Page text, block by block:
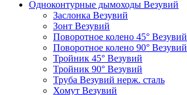
Одноконтурные дымоходы Везувий
Заслонка Везувий
Зонт Везувий
Поворотное колено 45° Везувий
Поворотное колено 90° Везувий
Тройник 45° Везувий
Тройник 90° Везувий
Труба Везувий нерж. сталь
Хомут Везувий